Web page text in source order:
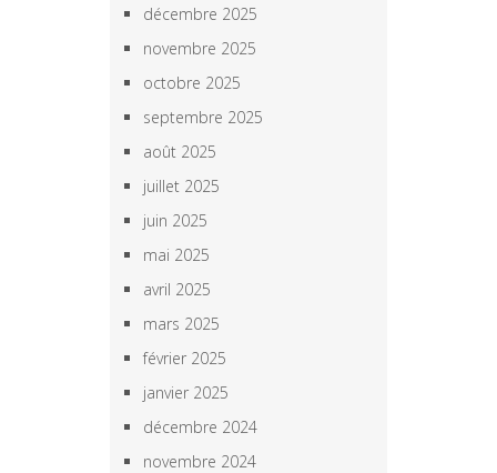
décembre 2025
novembre 2025
octobre 2025
septembre 2025
août 2025
juillet 2025
juin 2025
mai 2025
avril 2025
mars 2025
février 2025
janvier 2025
décembre 2024
novembre 2024